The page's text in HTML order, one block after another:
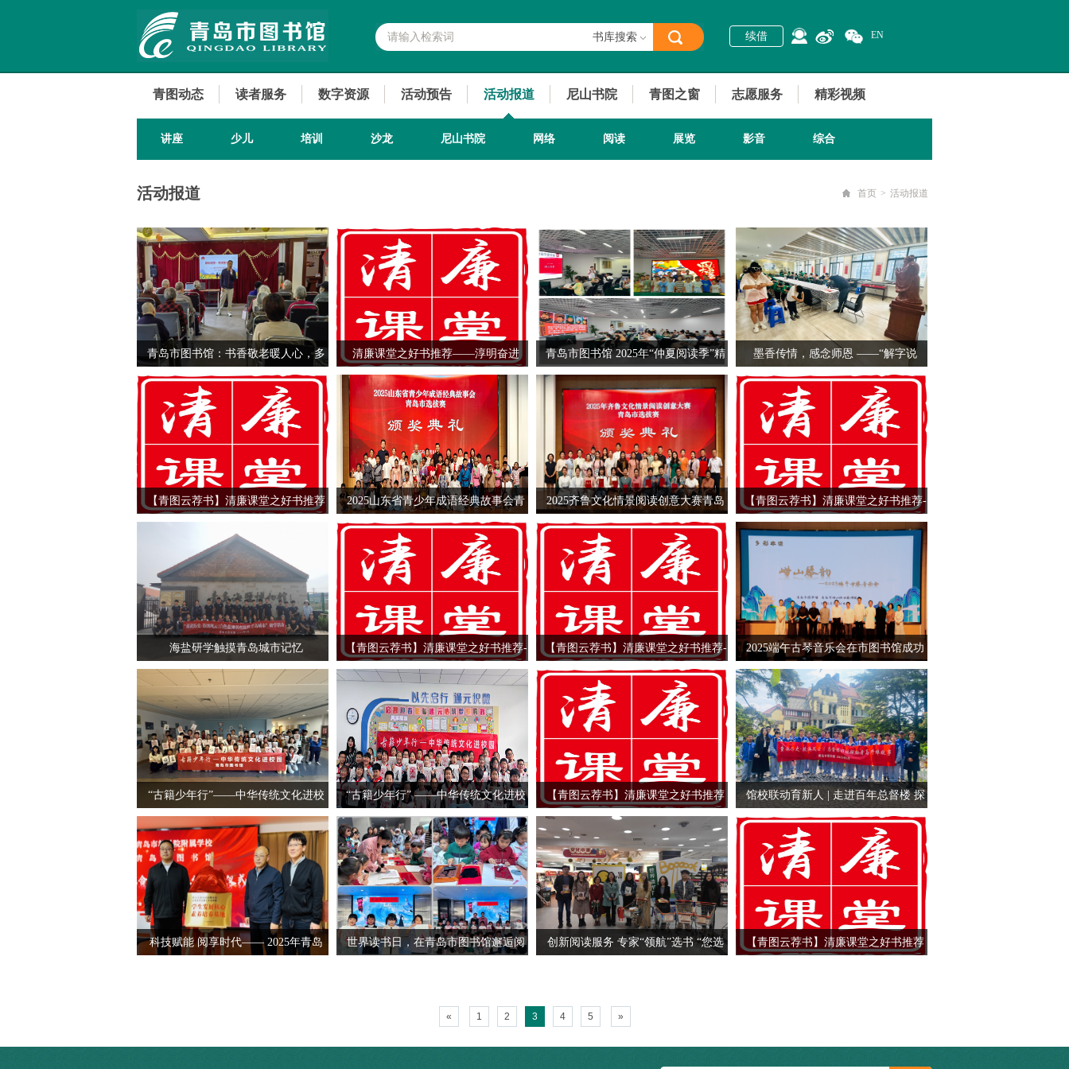
书库搜索 续借 EN
青图动态 读者服务 数字资源 活动预告 活动报道 尼山书院 青图之窗 志愿服务 精彩视频
讲座 少儿 培训 沙龙 尼山书院 网络 阅读 展览 影音 综合
首页 > 活动报道
活动报道
青岛市图书馆：书香敬老暖人心，多
彩活动绘重阳
清廉课堂之好书推荐——淳明奋进 青岛市图书馆 2025年“仲夏阅读季”精
彩回眸
墨香传情，感念师恩 ——“解字说
文”传统文化体验活动顺利举办
【青图云荐书】清廉课堂之好书推荐 2025山东省青少年成语经典故事会青
岛市选拔赛圆满落幕
2025齐鲁文化情景阅读创意大赛青岛
市选拔赛圆满收官
【青图云荐书】清廉课堂之好书推荐-
-清正致远
海盐研学触摸青岛城市记忆 【青图云荐书】清廉课堂之好书推荐-
-红船廉心
【青图云荐书】清廉课堂之好书推荐-
-清正爱国心
2025端午古琴音乐会在市图书馆成功
举办
“古籍少年行”——中华传统文化进校
园
“古籍少年行” ——中华传统文化进校
园
【青图云荐书】清廉课堂之好书推荐
——廉火永传
馆校联动育新人 | 走进百年总督楼 探
秘青岛开埠故事
科技赋能 阅享时代—— 2025年青岛 世界读书日，在青岛市图书馆邂逅阅 创新阅读服务 专家“领航”选书 “您选 【青图云荐书】清廉课堂之好书推荐
« 1 2 3 4 5 »